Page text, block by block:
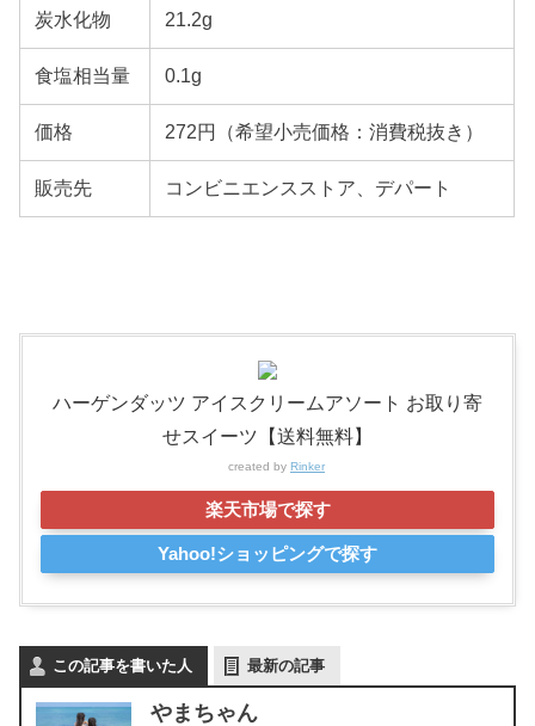
炭水化物 21.2g
食塩相当量 0.1g
価格 272円（希望小売価格：消費税抜き）
販売先 コンビニエンスストア、デパート
ハーゲンダッツ アイスクリームアソート お取り寄
せスイーツ【送料無料】
created by Rinker
楽天市場で探す
Yahoo!ショッピングで探す
この記事を書いた人 最新の記事
やまちゃん